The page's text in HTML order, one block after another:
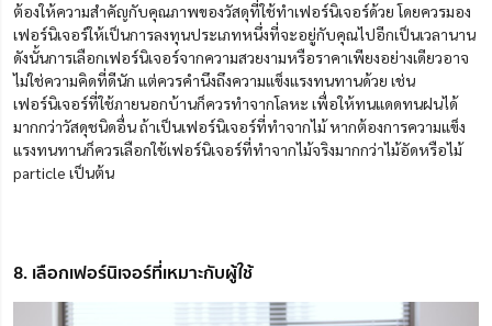
ต้องให้ความสำคัญกับคุณภาพของวัสดุที่ใช้ทำเฟอร์นิเจอร์ด้วย โดยควรมอง
เฟอร์นิเจอร์ให้เป็นการลงทุนประเภทหนึ่งที่จะอยู่กับคุณไปอีกเป็นเวลานาน
ดังนั้นการเลือกเฟอร์นิเจอร์จากความสวยงามหรือราคาเพียงอย่างเดียวอาจ
ไม่ใช่ความคิดที่ดีนัก แต่ควรคำนึงถึงความแข็งแรงทนทานด้วย เช่น
เฟอร์นิเจอร์ที่ใช้ภายนอกบ้านก็ควรทำจากโลหะ เพื่อให้ทนแดดทนฝนได้
มากกว่าวัสดุชนิดอื่น ถ้าเป็นเฟอร์นิเจอร์ที่ทำจากไม้ หากต้องการความแข็ง
แรงทนทานก็ควรเลือกใช้เฟอร์นิเจอร์ที่ทำจากไม้จริงมากกว่าไม้อัดหรือไม้
particle เป็นต้น
8. เลือกเฟอร์นิเจอร์ที่เหมาะกับผู้ใช้